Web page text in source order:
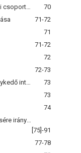
70
71-72
71
71-72
72
72-73
73
73
74
[75]-91
77-78